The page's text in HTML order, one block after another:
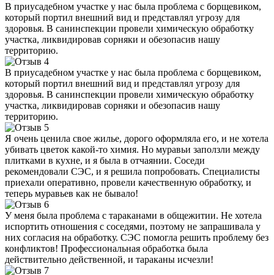
В приусадебном участке у нас была проблема с борщевиком,
который портил внешний вид и представлял угрозу для
здоровья. В санинспекции провели химическую обработку
участка, ликвидировав сорняки и обезопасив нашу
территорию.
В приусадебном участке у нас была проблема с борщевиком,
который портил внешний вид и представлял угрозу для
здоровья. В санинспекции провели химическую обработку
участка, ликвидировав сорняки и обезопасив нашу
территорию.
Я очень ценила свое жилье, дорого оформляла его, и не хотела
убивать цветок какой-то химия. Но муравьи заползли между
плитками в кухне, и я была в отчаянии. Соседи
рекомендовали СЭС, и я решила попробовать. Специалисты
приехали оперативно, провели качественную обработку, и
теперь муравьев как не бывало!
У меня была проблема с тараканами в общежитии. Не хотела
испортить отношения с соседями, поэтому не запрашивала у
них согласия на обработку. СЭС помогла решить проблему без
конфликтов! Профессиональная обработка была
действительно действенной, и тараканы исчезли!